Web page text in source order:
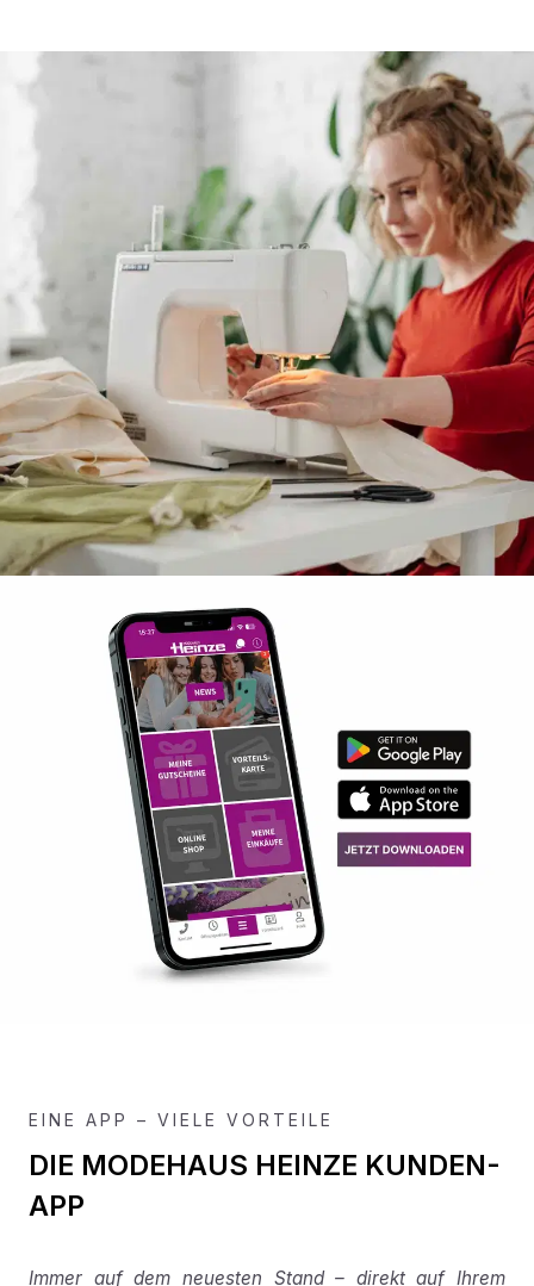
EINE APP – VIELE VORTEILE
DIE MODEHAUS HEINZE KUNDEN-
APP
Immer auf dem neuesten Stand – direkt auf Ihrem